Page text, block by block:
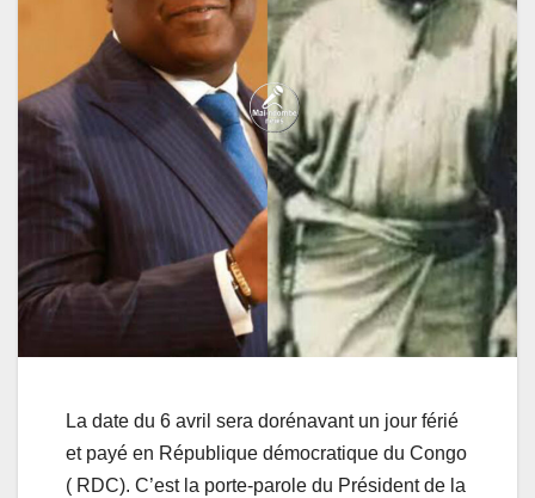
La date du 6 avril sera dorénavant un jour férié
et payé en République démocratique du Congo
( RDC). C’est la porte-parole du Président de la